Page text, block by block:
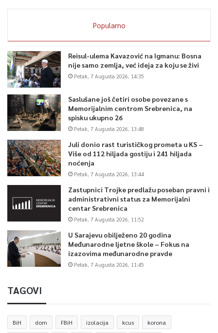
Popularno
Reisul-ulema Kavazović na Igmanu: Bosna
nije samo zemlja, već ideja za koju se živi
Petak, 7 Augusta 2026, 14:35
Saslušane još četiri osobe povezane s
Memorijalnim centrom Srebrenica, na
spisku ukupno 26
Petak, 7 Augusta 2026, 13:48
Juli donio rast turističkog prometa u KS –
Više od 112 hiljada gostiju i 241 hiljada
noćenja
Petak, 7 Augusta 2026, 13:44
Zastupnici Trojke predlažu poseban pravni i
administrativni status za Memorijalni
centar Srebrenica
Petak, 7 Augusta 2026, 11:52
U Sarajevu obilježeno 20 godina
Međunarodne ljetne škole – Fokus na
izazovima međunarodne pravde
Petak, 7 Augusta 2026, 11:45
TAGOVI
BiH dom FBiH izolacija kcus korona